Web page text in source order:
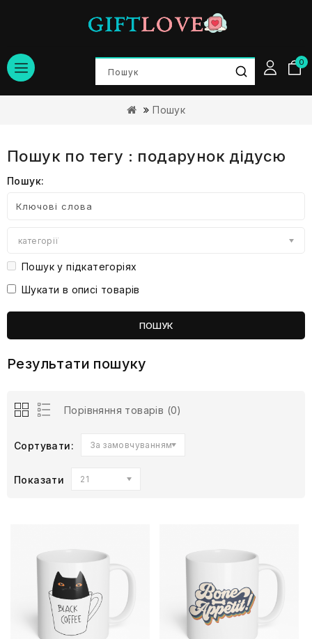
0
Пошук
Пошук по тегу : подарунок дідусю
Пошук:
категорії
Пошук у підкатегоріях
Шукати в описі товарів
Результати пошуку
Порівняння товарів (0)
Сортувати: За замовчуванням
Показати 21